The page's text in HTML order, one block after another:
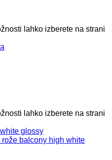
lahko izberete na strani
lahko izberete na strani